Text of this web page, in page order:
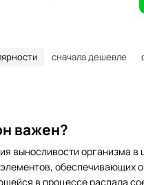
сначала дешевле
важен?
выносливости организма в
обеспечивающих
в процессе распада